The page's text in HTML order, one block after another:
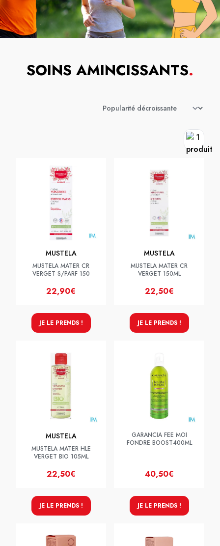
SOINS AMINCISSANTS.
MUSTELA
MUSTELA MATER CR
VERGET S/PARF 150
22,90€
JE LE PRENDS !
MUSTELA
MUSTELA MATER CR
VERGET 150ML
22,50€
JE LE PRENDS !
MUSTELA
MUSTELA MATER HLE
VERGET BIO 105ML
22,50€
JE LE PRENDS !
GARANCIA FEE MOI
FONDRE BOOST400ML
40,50€
JE LE PRENDS !